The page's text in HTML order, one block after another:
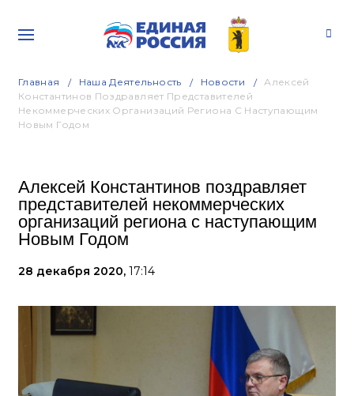
Главная Наша Деятельность Новости
Алексей
Константинов Поздравляет Представителей
Некоммерческих Организаций Региона С Наступающим
Новым Годом
Алексей Константинов поздравляет
представителей некоммерческих
организаций региона с наступающим
Новым Годом
28 декабря 2020, 17:14